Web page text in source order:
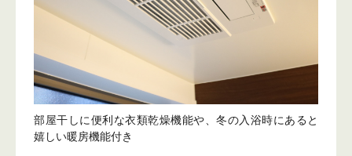
部屋干しに便利な衣類乾燥機能や、冬の入浴時にあると
嬉しい暖房機能付き